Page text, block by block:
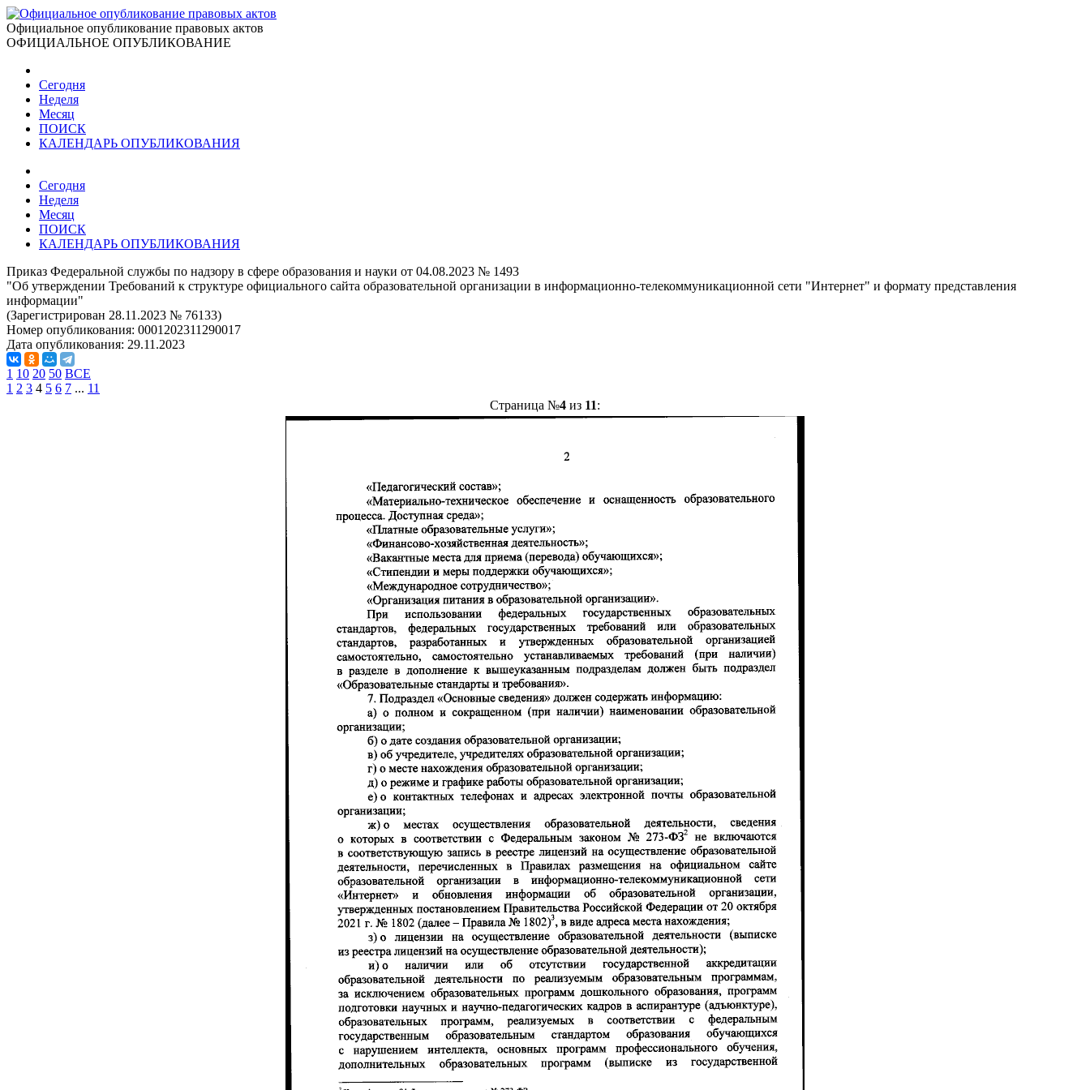
Официальное опубликование правовых актов
ОФИЦИАЛЬНОЕ ОПУБЛИКОВАНИЕ
Сегодня
Неделя
Месяц
ПОИСК
КАЛЕНДАРЬ ОПУБЛИКОВАНИЯ
Сегодня
Неделя
Месяц
ПОИСК
КАЛЕНДАРЬ ОПУБЛИКОВАНИЯ
Приказ Федеральной службы по надзору в сфере образования и науки от 04.08.2023 № 1493
"Об утверждении Требований к структуре официального сайта образовательной организации в информационно-телекоммуникационной сети "Интернет" и формату представления
информации"
(Зарегистрирован 28.11.2023 № 76133)
Номер опубликования: 0001202311290017
Дата опубликования: 29.11.2023
1 10 20 50 ВСЕ
1 2 3 4 5 6 7 ... 11
Страница №4 из 11: